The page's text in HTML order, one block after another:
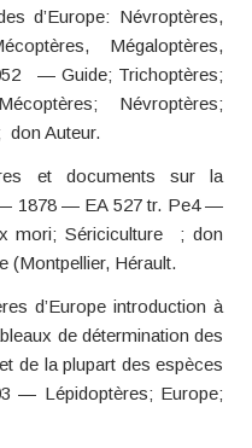
d’Europe: Névroptères,
Mégaloptères,
— Guide; Trichoptères;
Névroptères;
don Auteur.
et documents sur la
1878 — EA 527 tr. Pe4 —
mori; Sériciculture ; don
(Montpellier, Hérault.
d’Europe introduction à
de détermination des
de la plupart des espèces
— Lépidoptères; Europe;